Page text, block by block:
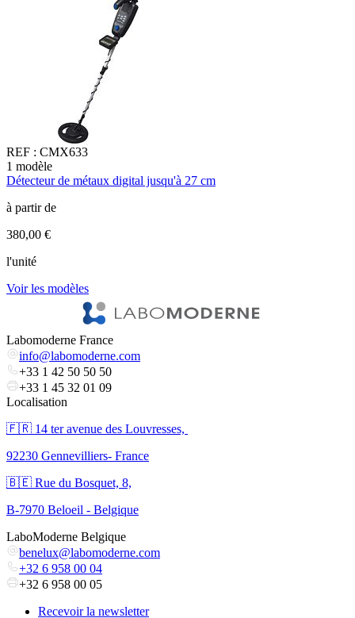
REF : CMX633
1 modèle
Détecteur de métaux digital jusqu'à 27 cm
à partir de
380,00 €
l'unité
Voir les modèles
Labomoderne France
info@labomoderne.com
+33 1 42 50 50 50
+33 1 45 32 01 09
Localisation
🇫🇷 ​14 ter avenue des Louvresses,
92230 Gennevilliers- France
🇧🇪 Rue du Bosquet, 8,
B-7970 Beloeil - Belgique
LaboModerne Belgique
benelux@labomoderne.com
+32 6 958 00 04
+32 6 958 00 05
Recevoir la newsletter